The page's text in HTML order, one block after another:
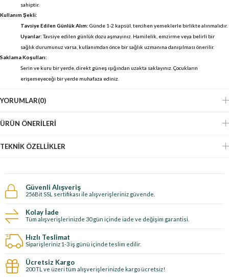
sahiptir.
Kullanım Şekli:
Tavsiye Edilen Günlük Alım: Günde 1-2 kapsül, tercihen yemeklerle birlikte alınmalıdır.
Uyarılar:Tavsiye edilen günlük dozu aşmayınız. Hamilelik, emzirme veya belirli bir
sağlık durumunuz varsa, kullanımdan önce bir sağlık uzmanına danışılması önerilir.
Saklama Koşulları:
Serin ve kuru bir yerde, direkt güneş ışığından uzakta saklayınız. Çocukların
erişemeyeceği bir yerde muhafaza ediniz.
YORUMLAR(0)
ÜRÜN ÖNERILERI
TEKNIK ÖZELLIKLER
Güvenli Alışveriş
256Bit SSL sertifikası ile alışverişleriniz güvende.
Kolay İade
Tüm alışverişlerinizde 30 gün içinde iade ve değişim garantisi.
Hızlı Teslimat
Siparişleriniz 1-3 iş günü içinde teslim edilir.
Ücretsiz Kargo
200 TL ve üzeri tüm alışverişlerinizde kargo ücretsiz!